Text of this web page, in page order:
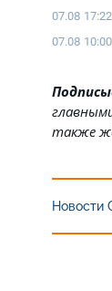
07.08 17:22
07.08 10:00
также